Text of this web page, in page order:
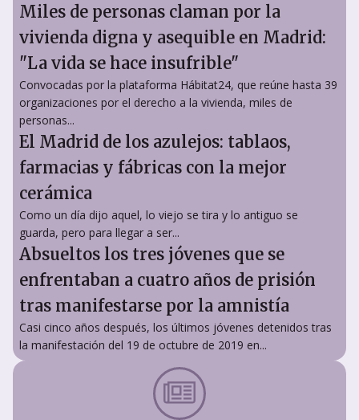
Miles de personas claman por la
vivienda digna y asequible en Madrid:
"La vida se hace insufrible"
Convocadas por la plataforma Hábitat24, que reúne hasta 39
organizaciones por el derecho a la vivienda, miles de
personas...
El Madrid de los azulejos: tablaos,
farmacias y fábricas con la mejor
cerámica
Como un día dijo aquel, lo viejo se tira y lo antiguo se
guarda, pero para llegar a ser...
Absueltos los tres jóvenes que se
enfrentaban a cuatro años de prisión
tras manifestarse por la amnistía
Casi cinco años después, los últimos jóvenes detenidos tras
la manifestación del 19 de octubre de 2019 en...